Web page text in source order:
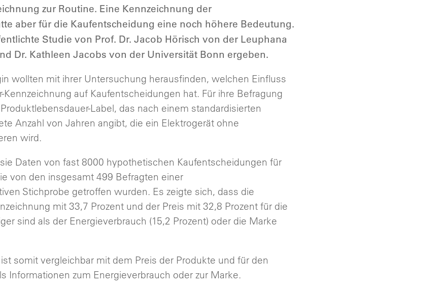
zur Routine. Eine Kennzeichnung der
aber für die Kaufentscheidung eine noch höhere Bedeutung.
Studie von Prof. Dr. Jacob Hörisch von der Leuphana
Dr. Kathleen Jacobs von der Universität Bonn ergeben.
wollten mit ihrer Untersuchung herausfinden, welchen Einfluss
Kennzeichnung auf Kaufentscheidungen hat. Für ihre Befragung
Label, das nach einem standardisierten
Anzahl von Jahren angibt, die ein Elektrogerät ohne
wird.
Daten von fast 8000 hypothetischen Kaufentscheidungen für
von den insgesamt 499 Befragten einer
Stichprobe getroffen wurden. Es zeigte sich, dass die
mit 33,7 Prozent und der Preis mit 32,8 Prozent für die
sind als der Energieverbrauch (15,2 Prozent) oder die Marke
somit vergleichbar mit dem Preis der Produkte und für den
Informationen zum Energieverbrauch oder zur Marke.